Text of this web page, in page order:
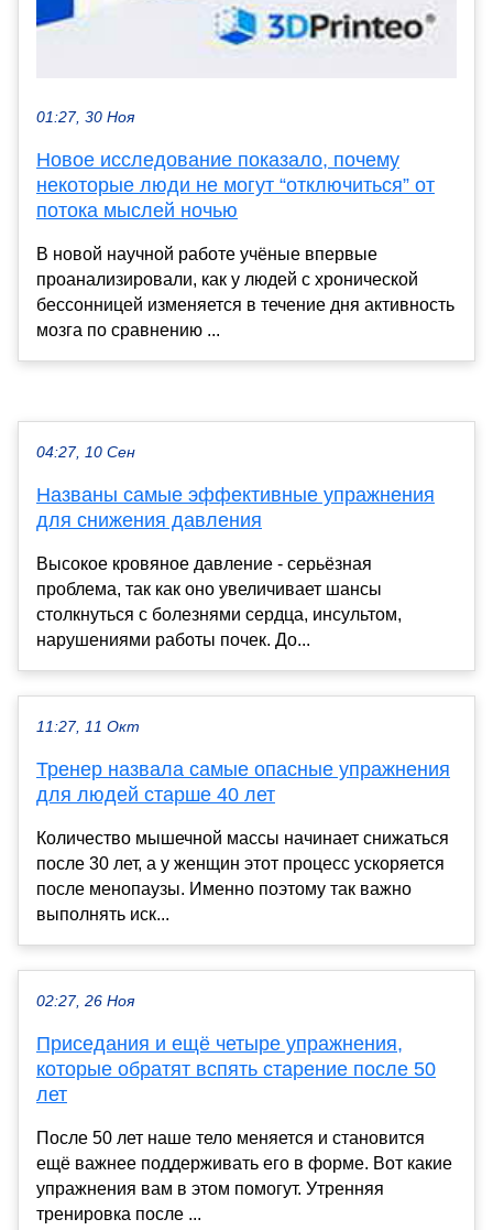
01:27, 30 Ноя
Новое исследование показало, почему
некоторые люди не могут “отключиться” от
потока мыслей ночью
В новой научной работе учёные впервые
проанализировали, как у людей с хронической
бессонницей изменяется в течение дня активность
мозга по сравнению ...
04:27, 10 Сен
Названы самые эффективные упражнения
для снижения давления
Высокое кровяное давление - серьёзная
проблема, так как оно увеличивает шансы
столкнуться с болезнями сердца, инсультом,
нарушениями работы почек. До...
11:27, 11 Окт
Тренер назвала самые опасные упражнения
для людей старше 40 лет
Количество мышечной массы начинает снижаться
после 30 лет, а у женщин этот процесс ускоряется
после менопаузы. Именно поэтому так важно
выполнять иск...
02:27, 26 Ноя
Приседания и ещё четыре упражнения,
которые обратят вспять старение после 50
лет
После 50 лет наше тело меняется и становится
ещё важнее поддерживать его в форме. Вот какие
упражнения вам в этом помогут. Утренняя
тренировка после ...